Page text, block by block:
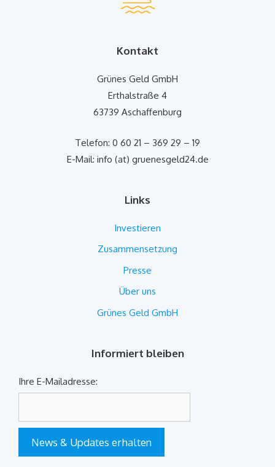
Kontakt
Grünes Geld GmbH
Erthalstraße 4
63739 Aschaffenburg
Telefon: 0 60 21 – 369 29 – 19
E-Mail: info (at) gruenesgeld24.de
Links
Investieren
Zusammensetzung
Presse
Über uns
Grünes Geld GmbH
Informiert bleiben
Ihre E-Mailadresse:
News & Updates erhalten